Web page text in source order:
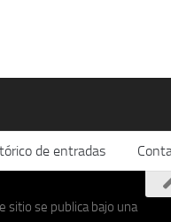
de entradas
sitio se publica bajo una